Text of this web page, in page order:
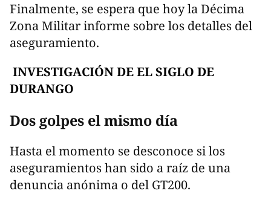
Finalmente, se espera que hoy la Décima
Zona Militar informe sobre los detalles del
aseguramiento.
INVESTIGACIÓN DE EL SIGLO DE
DURANGO
Dos golpes el mismo día
Hasta el momento se desconoce si los
aseguramientos han sido a raíz de una
denuncia anónima o del GT200.